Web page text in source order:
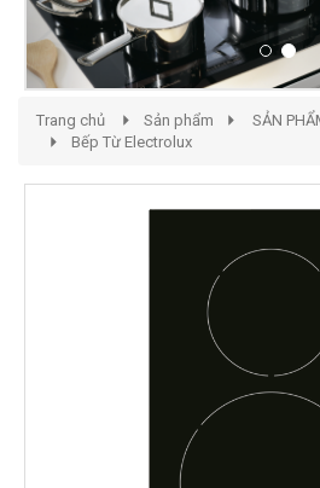
Trang chủ Sản phẩm SẢN
Bếp Từ Electrolux